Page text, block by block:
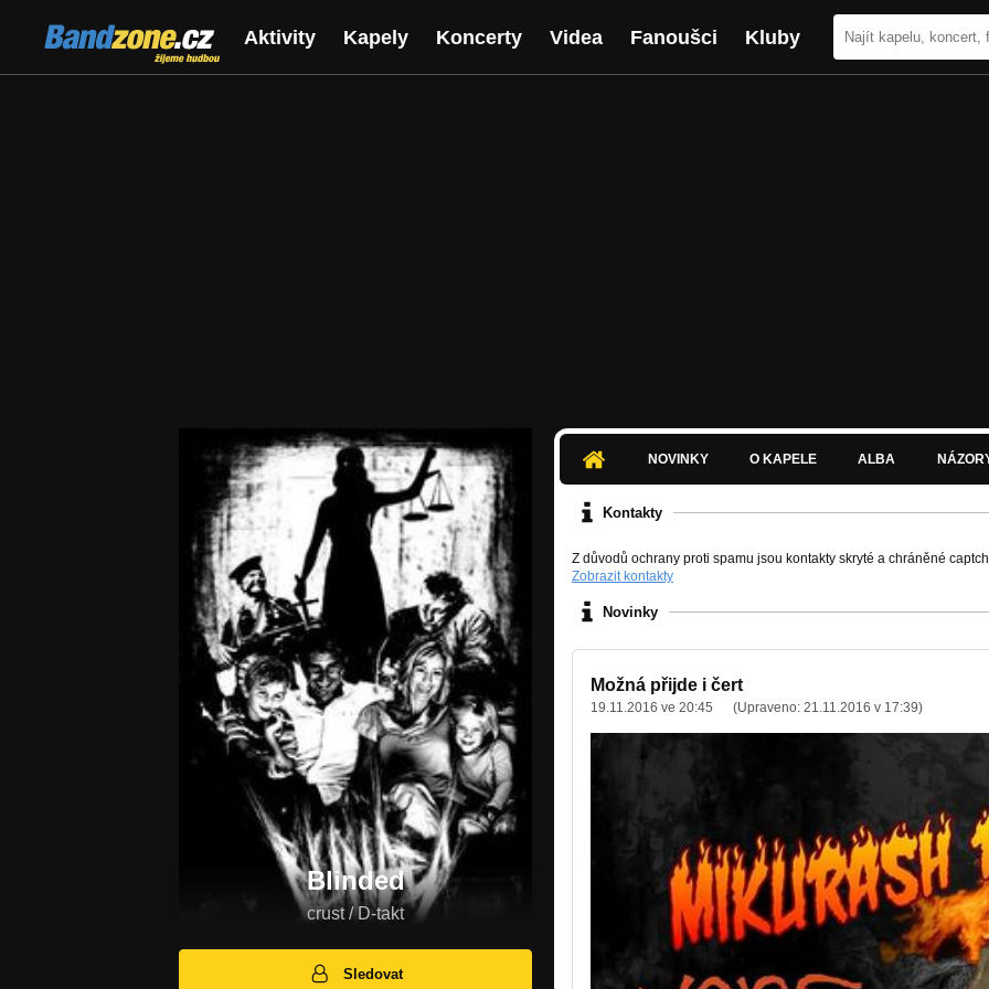
Bandzone.cz
žijeme hudbou
Aktivity Kapely Koncerty Videa Fanoušci Kluby
Blinded
crust / D-takt
Sledovat
NOVINKY O KAPELE ALBA
Kontakty
Z důvodů ochrany proti spamu jsou kontakty skryté a chráněné
Zobrazit kontakty
Novinky
Možná přijde i čert
19.11.2016 ve 20:45 (Upraveno: 21.11.2016 v 17:39)